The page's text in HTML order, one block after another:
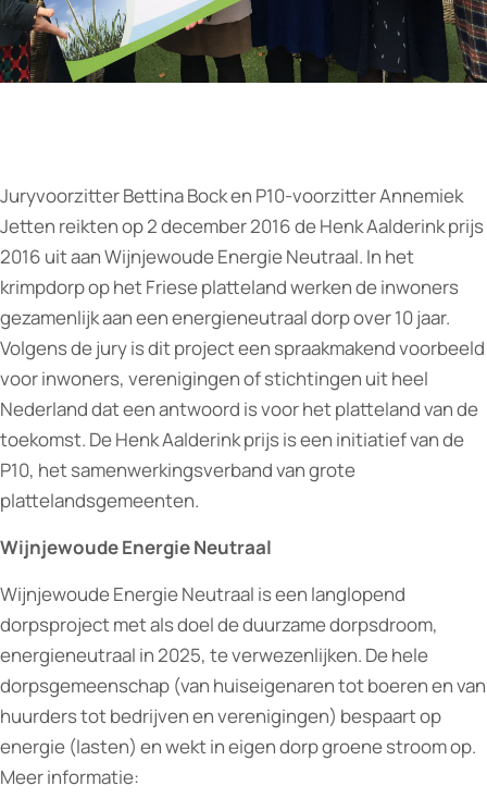
Juryvoorzitter Bettina Bock en P10-voorzitter Annemiek
Jetten reikten op 2 december 2016 de Henk Aalderink prijs
2016 uit aan Wijnjewoude Energie Neutraal. In het
krimpdorp op het Friese platteland werken de inwoners
gezamenlijk aan een energieneutraal dorp over 10 jaar.
Volgens de jury is dit project een spraakmakend voorbeeld
voor inwoners, verenigingen of stichtingen uit heel
Nederland dat een antwoord is voor het platteland van de
toekomst. De Henk Aalderink prijs is een initiatief van de
P10, het samenwerkingsverband van grote
plattelandsgemeenten.
Wijnjewoude Energie Neutraal
Wijnjewoude Energie Neutraal is een langlopend
dorpsproject met als doel de duurzame dorpsdroom,
energieneutraal in 2025, te verwezenlijken. De hele
dorpsgemeenschap (van huiseigenaren tot boeren en van
huurders tot bedrijven en verenigingen) bespaart op
energie (lasten) en wekt in eigen dorp groene stroom op.
Meer informatie: